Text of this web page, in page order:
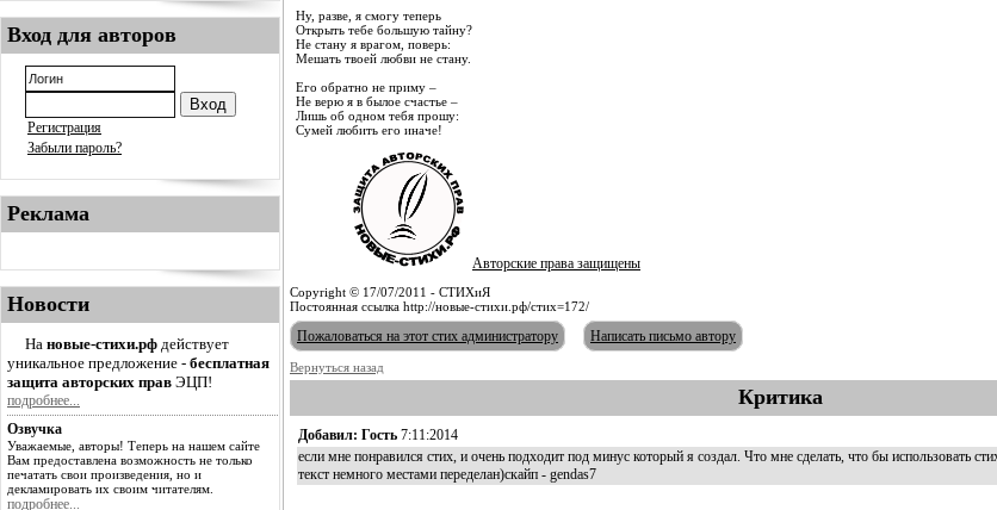
Вход для авторов
Регистрация
Забыли пароль?
Реклама
Новости
На новые-стихи.рф действует
уникальное предложение - бесплатная
защита авторских прав ЭЦП!
подробнее...
Озвучка
Уважаемые, авторы! Теперь на нашем сайте
Вам предоставлена возможность не только
печатать свои произведения, но и
декламировать их своим читателям.
подробнее...
Ну, разве, я смогу теперь
Открыть тебе большую тайну?
Не стану я врагом, поверь:
Мешать твоей любви не стану.
Его обратно не приму –
Не верю я в былое счастье –
Лишь об одном тебя прошу:
Сумей любить его иначе!
Авторские права защищены
Copyright © 17/07/2011 - СТИХиЯ
Постоянная ссылка http://новые-стихи.рф/стих=172/
Пожаловаться на этот стих администратору Написать письмо автору
Вернуться назад
Критика
Добавил: Гость 7:11:2014
если мне понравился стих, и очень подходит под минус который я создал. Что мне сделать, что бы использовать
текст немного местами переделан)скайп - gendas7